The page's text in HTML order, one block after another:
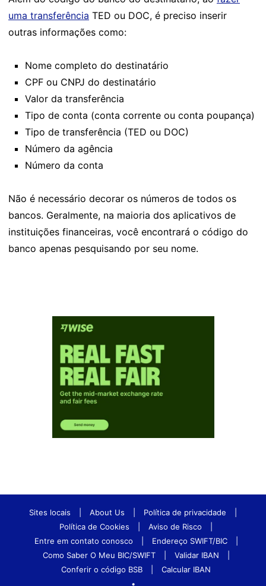
uma transferência TED ou DOC, é preciso inserir
outras informações como:
Nome completo do destinatário
CPF ou CNPJ do destinatário
Valor da transferência
Tipo de conta (conta corrente ou conta poupança)
Tipo de transferência (TED ou DOC)
Número da agência
Número da conta
Não é necessário decorar os números de todos os
bancos. Geralmente, na maioria dos aplicativos de
instituições financeiras, você encontrará o código do
banco apenas pesquisando por seu nome.
Sites locais About Us Política de privacidade
Política de Cookies
Aviso de Risco
Entre em contato conosco
Endereço SWIFT/BIC
Como Saber O Meu BIC/SWIFT
Validar IBAN
Conferir o código BSB
Calcular IBAN
•